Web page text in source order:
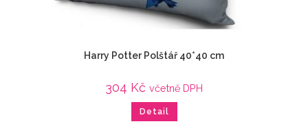
Harry Potter Polštář 40*40 cm
304 Kč včetně DPH
Detail